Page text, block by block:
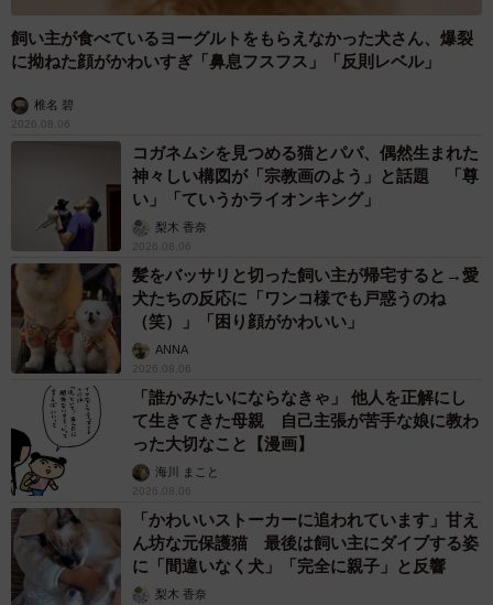
飼い主が食べているヨーグルトをもらえなかった犬さん、爆裂
に拗ねた顔がかわいすぎ「鼻息フスフス」「反則レベル」
椎名 碧
2026.08.06
コガネムシを見つめる猫とパパ、偶然生まれた
神々しい構図が「宗教画のよう」と話題 「尊
い」「ていうかライオンキング」
梨木 香奈
2026.08.06
髪をバッサリと切った飼い主が帰宅すると→愛
犬たちの反応に「ワンコ様でも戸惑うのね
（笑）」「困り顔がかわいい」
ANNA
2026.08.06
「誰かみたいにならなきゃ」 他人を正解にし
て生きてきた母親 自己主張が苦手な娘に教わ
った大切なこと【漫画】
海川 まこと
2026.08.06
「かわいいストーカーに追われています」甘え
ん坊な元保護猫 最後は飼い主にダイブする姿
に「間違いなく犬」「完全に親子」と反響
梨木 香奈